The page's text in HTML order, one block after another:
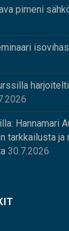
pimeni
Hannamari
tarkkailusta ja
30.7.2026